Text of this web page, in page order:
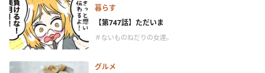
暮らす
【第747話】ただいま
＃ないものねだりの女達。
グルメ